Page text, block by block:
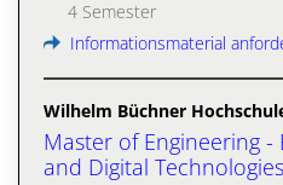
4 Semester
Informationsmaterial
Wilhelm Büchner
Master of Engineering -
and Digital Technologies